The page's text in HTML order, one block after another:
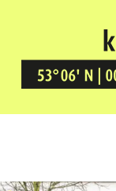
Kultur
BREMEN